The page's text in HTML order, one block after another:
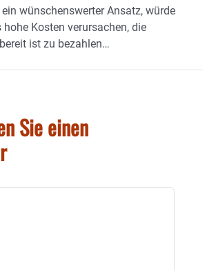
ein wünschenswerter Ansatz, würde
hohe Kosten verursachen, die
ist zu bezahlen…
Sie einen